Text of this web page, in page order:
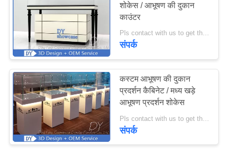
गुणवत्ता
नियंत्रण
उद्धरण
मांगें
COMPANY
NEWS
शोकेस / आभूषण की दुकान
काउंटर
Pls contact with us to get the price information MOQ:10 पीस या नेगोसिएटेड/आभूषण स्टोर काउंटर पर रखा जा सकता है
संपर्क
कस्टम आभूषण की दुकान
प्रदर्शन कैबिनेट / मध्य खड़े
आभूषण प्रदर्शन शोकेस
संपर्क